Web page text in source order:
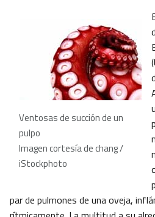
Ventosas de succión de un
pulpo
Imagen cortesía de chang /
iStockphoto
par de pulmones de una oveja,